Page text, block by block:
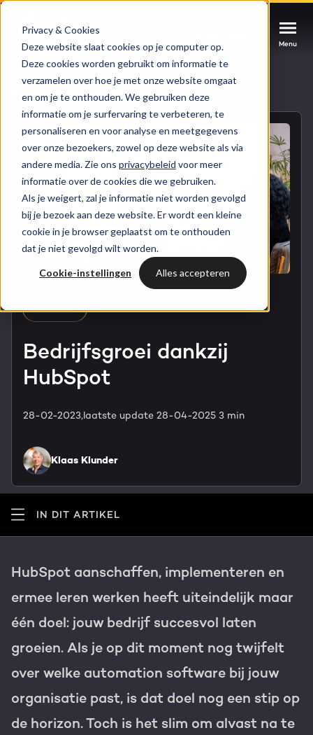
Privacy & Cookies
Deze website slaat cookies op je computer op.
Deze cookies worden gebruikt om informatie te
verzamelen over hoe je met onze website omgaat
en om je te onthouden. We gebruiken deze
informatie om je surfervaring te verbeteren, te
personaliseren en voor analyse en meetgegevens
over onze bezoekers, zowel op deze website als via
andere media. Zie ons privacybeleid voor meer
informatie over de cookies die we gebruiken.
Als je weigert, zal je informatie niet worden gevolgd
bij je bezoek aan deze website. Er wordt een kleine
cookie in je browser geplaatst om te onthouden
dat je niet gevolgd wilt worden.
Cookie-instellingen Alles accepteren
Menu
Menu
HUBSPOT SERVICES
HubSpot implementatie
HubSpot automations
HubSpot integraties
GROWTH SERVICES
Digital marketing
Content & design
AI services
WEBSITE SERVICES
HubSpot websites
Modules & templates
Cases
Branches
Bright
WELKOM BIJ BRIGHT
Team
Contact
HubSpot partner
Awards
Inspiratie
Blog
Events & webinars
HubSpot video's
Kennisbank
PORTAL REVIEW
Haal alles uit je HubSpot licentie
Gratis portal scan
Nederlands Zoek
Menu
Could not loads results. Please refresh the
page.
Naar blogoverzicht
HUBSPOT
Bedrijfsgroei dankzij
HubSpot
28-02-2023,laatste update 28-04-2025 3 min
Klaas Klunder
IN DIT ARTIKEL
HubSpot aanschaffen, implementeren en
ermee leren werken heeft uiteindelijk maar
één doel: jouw bedrijf succesvol laten
groeien. Als je op dit moment nog twijfelt
over welke automation software bij jouw
organisatie past, is dat doel nog een stip op
de horizon. Toch is het slim om alvast na te